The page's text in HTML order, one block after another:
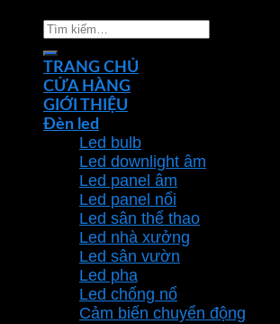
Tìm
kiếm:
TRANG CHỦ
CỬA HÀNG
GIỚI THIỆU
Đèn led
Led bulb
Led downlight âm
Led panel âm
Led panel nổi
Led sân thể thao
Led nhà xưởng
Led sân vườn
Led pha
Led chống nổ
Cảm biến chuyển động